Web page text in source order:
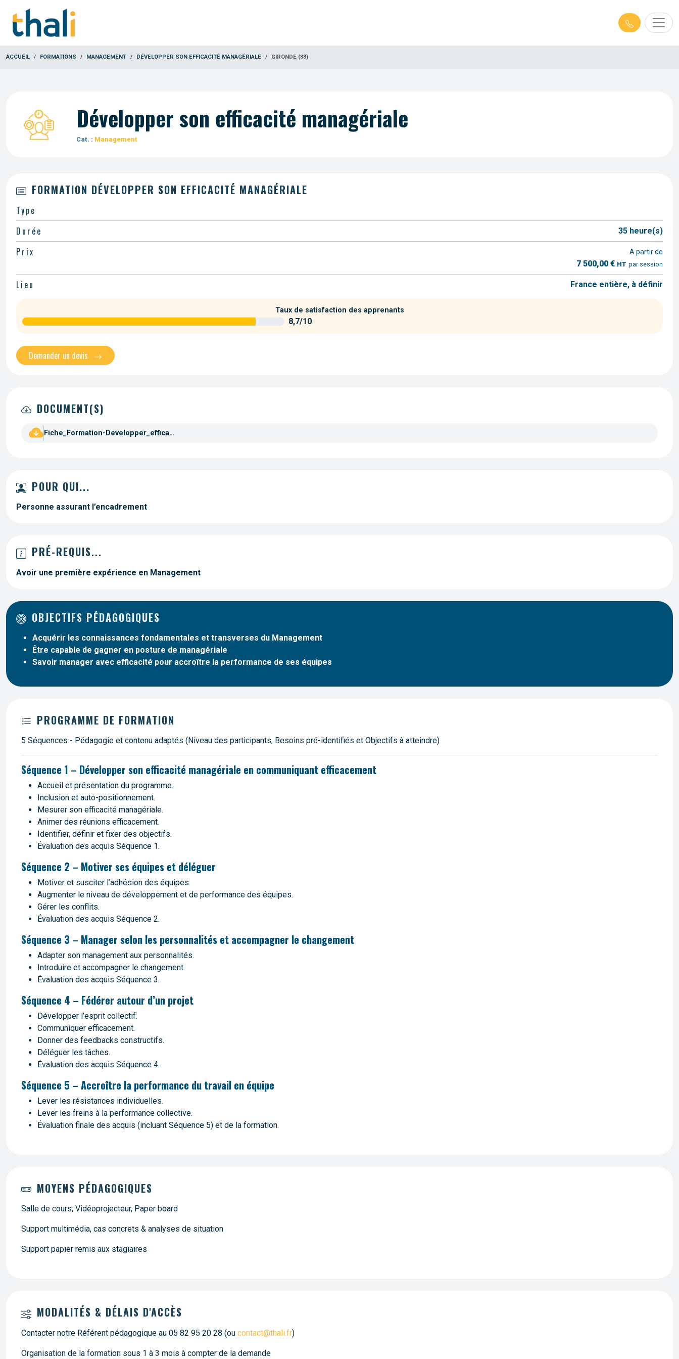
ACCUEIL FORMATIONS MANAGEMENT DÉVELOPPER SON EFFICACITÉ MANAGÉRIALE GIRONDE (33)
Développer son efficacité managériale
Cat. : Management
POUR QUI...
Personne assurant l’encadrement
PRÉ-REQUIS...
Avoir une première expérience en Management
OBJECTIFS PÉDAGOGIQUES
Acquérir les connaissances fondamentales et transverses du Management
Être capable de gagner en posture de managériale
Savoir manager avec efficacité pour accroître la performance de ses équipes
PROGRAMME DE FORMATION
5 Séquences - Pédagogie et contenu adaptés (Niveau des participants, Besoins pré-identifiés et Objectifs à atteindre)
Séquence 1 – Développer son efficacité managériale en communiquant efficacement
Accueil et présentation du programme.
Inclusion et auto-positionnement.
Mesurer son efficacité managériale.
Animer des réunions efficacement.
Identifier, définir et fixer des objectifs.
Évaluation des acquis Séquence 1.
Séquence 2 – Motiver ses équipes et déléguer
Motiver et susciter l’adhésion des équipes.
Augmenter le niveau de développement et de performance des équipes.
Gérer les conflits.
Évaluation des acquis Séquence 2.
Séquence 3 – Manager selon les personnalités et accompagner le changement
Adapter son management aux personnalités.
Introduire et accompagner le changement.
Évaluation des acquis Séquence 3.
Séquence 4 – Fédérer autour d’un projet
Développer l’esprit collectif.
Communiquer efficacement.
Donner des feedbacks constructifs.
Déléguer les tâches.
Évaluation des acquis Séquence 4.
Séquence 5 – Accroître la performance du travail en équipe
Lever les résistances individuelles.
Lever les freins à la performance collective.
Évaluation finale des acquis (incluant Séquence 5) et de la formation.
MOYENS PÉDAGOGIQUES
Salle de cours, Vidéoprojecteur, Paper board
Support multimédia, cas concrets & analyses de situation
Support papier remis aux stagiaires
MODALITÉS & DÉLAIS D'ACCÈS
Contacter notre Référent pédagogique au 05 82 95 20 28 (ou contact@thali.fr)
Organisation de la formation sous 1 à 3 mois à compter de la demande
FORMATION DÉVELOPPER SON EFFICACITÉ MANAGÉRIALE
Type
Durée
35 heure(s)
Prix A partir de
7 500,00 € HT par session
Lieu France entière, à définir
Taux de satisfaction des apprenants
8,7/10
Demander un devis
DOCUMENT(S)
Fiche_Formation-Developper_efficacite_manageriale.pdf